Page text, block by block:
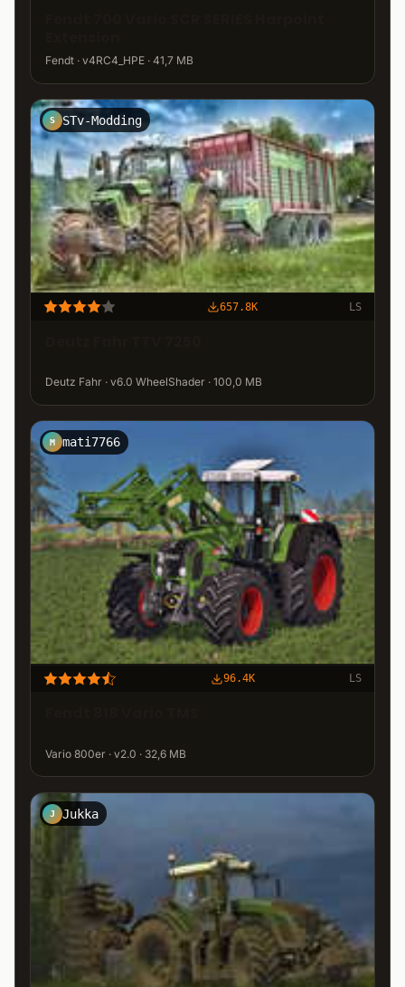
Fendt · v4RC4_HPE · 41,7 MB
S STv-Modding
657.8K LS
Deutz Fahr · v6.0 WheelShader · 100,0 MB
M mati7766
96.4K LS
Vario 800er · v2.0 · 32,6 MB
J Jukka